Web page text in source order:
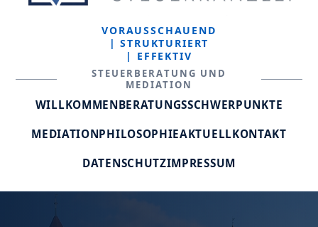
VORAUSSCHAUEND
| STRUKTURIERT
| EFFEKTIV
STEUERBERATUNG UND
MEDIATION
WILLKOMMENBERATUNGSSCHWERPUNKTE
MEDIATIONPHILOSOPHIEAKTUELLKONTAKT
DATENSCHUTZIMPRESSUM